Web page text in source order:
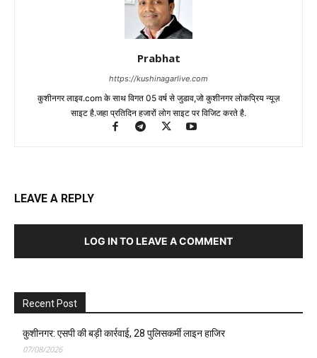
Prabhat
https://kushinagarlive.com
कुशीनगर लाइव.com के साथ विगत 05 वर्ष से जुडाव,जो कुशीनगर लोकप्रिय न्यूज़
साइट है.जहा प्रतिदिन हजारों लोग साइट पर विजिट करते है.
LEAVE A REPLY
LOG IN TO LEAVE A COMMENT
Recent Post
कुशीनगर: एसपी की बड़ी कार्रवाई, 28 पुलिसकर्मी लाइन हाजिर
07/08/2026